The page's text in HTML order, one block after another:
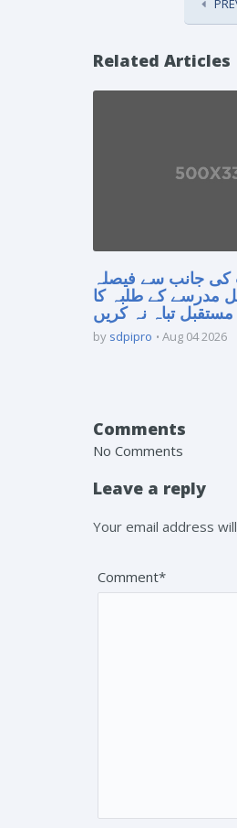
Related Articles
کی جانب سے فیصلہ
مدرسے کے طلبہ کا
مستقبل تباہ نہ کریں
by sdpipro Aug 04 2026
Comments
No Comments
Leave a reply
Your email address
Comment*